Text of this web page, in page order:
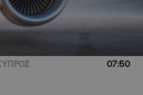
07:50